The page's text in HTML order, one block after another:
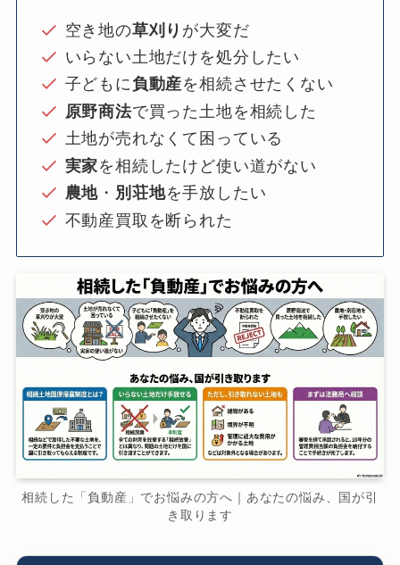
空き地の草刈り が大変だ
いらない土地だけを処分したい
子どもに負動産を相続させたくない
原野商法で買った土地を相続した
土地が売れなくて困っている
実家を相続したけど使い道がない
農地 ・ 別荘地を手放したい
不動産買取を断られた
相続した「負動産」でお悩みの方へ｜あなたの悩み、国が引
き取ります